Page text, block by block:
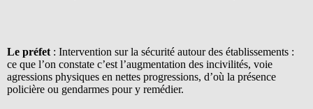
Le préfet : Intervention sur la sécurité autour des établissements :
ce que l’on constate c’est l’augmentation des incivilités, voie
agressions physiques en nettes progressions, d’où la présence
policière ou gendarmes pour y remédier.